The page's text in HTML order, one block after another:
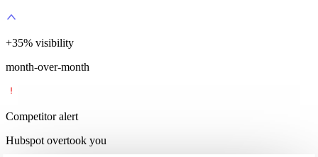
+35% visibility
month-over-month
Competitor alert
Hubspot overtook you